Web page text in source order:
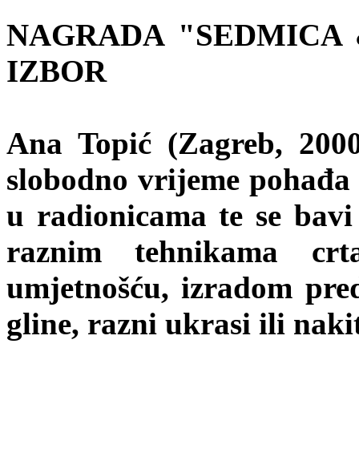
NAGRADA
IZBOR
Ana Topić (Zagreb,
slobodno vrijeme
u radionicama te se
raznim tehnikama
umjetnošću, izradom
gline, razni ukrasi ili